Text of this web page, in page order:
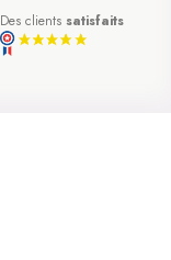
Des clients satisfaits